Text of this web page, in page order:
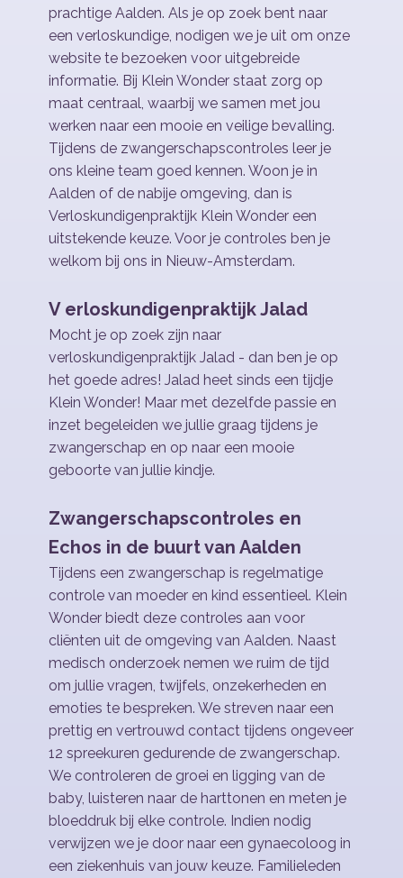
prachtige Aalden. Als je op zoek bent naar
een verloskundige, nodigen we je uit om onze
website te bezoeken voor uitgebreide
informatie. Bij Klein Wonder staat zorg op
maat centraal, waarbij we samen met jou
werken naar een mooie en veilige bevalling.
Tijdens de zwangerschapscontroles leer je
ons kleine team goed kennen. Woon je in
Aalden of de nabije omgeving, dan is
Verloskundigenpraktijk Klein Wonder een
uitstekende keuze. Voor je controles ben je
welkom bij ons in Nieuw-Amsterdam.
V erloskundigenpraktijk Jalad
Mocht je op zoek zijn naar
verloskundigenpraktijk Jalad - dan ben je op
het goede adres! Jalad heet sinds een tijdje ​
Klein Wonder! Maar met dezelfde passie en
inzet begeleiden we jullie graag tijdens je
zwangerschap en op naar een mooie
geboorte van jullie kindje.
Zwangerschapscontroles en
Echos in de buurt van Aalden
Tijdens een zwangerschap is regelmatige
controle van moeder en kind essentieel. Klein
Wonder biedt deze controles aan voor
cliënten uit de omgeving van Aalden. Naast
medisch onderzoek nemen we ruim de tijd
om jullie vragen, twijfels, onzekerheden en
emoties te bespreken. We streven naar een
prettig en vertrouwd contact tijdens ongeveer
12 spreekuren gedurende de zwangerschap.
We controleren de groei en ligging van de
baby, luisteren naar de harttonen en meten je
bloeddruk bij elke controle. Indien nodig
verwijzen we je door naar een gynaecoloog in
een ziekenhuis van jouw keuze. Familieleden